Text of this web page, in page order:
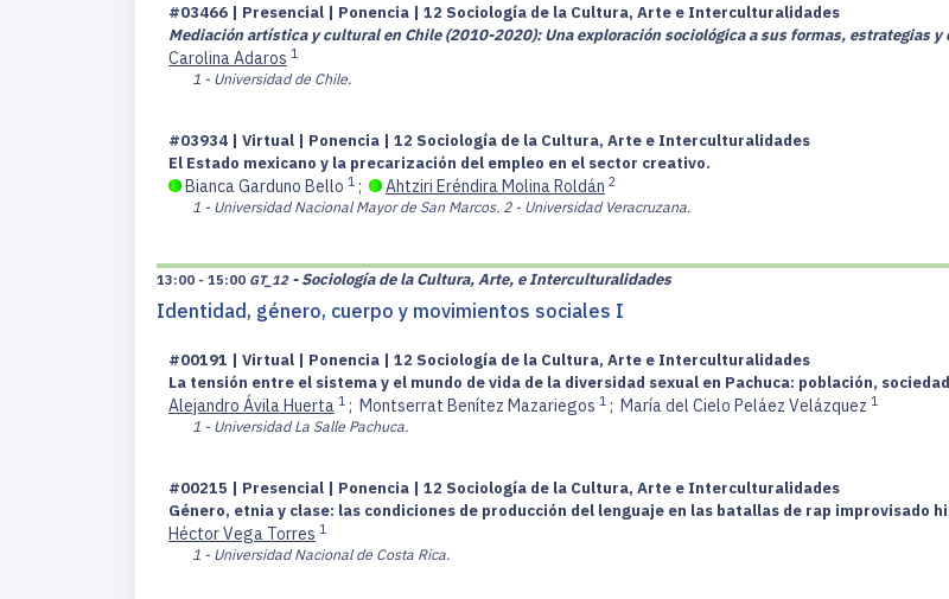
#03466 | Presencial | Ponencia | 12 Sociología de la Cultura, Arte e Interculturalidades
Mediación artística y cultural en Chile (2010-2020): Una exploración sociológica a sus formas, estrategias
Carolina Adaros 1
1 - Universidad de Chile.
#03934 | Virtual | Ponencia | 12 Sociología de la Cultura, Arte e Interculturalidades
El Estado mexicano y la precarización del empleo en el sector creativo.
Bianca Garduno Bello 1 ; Ahtziri Eréndira Molina Roldán 2
1 - Universidad Nacional Mayor de San Marcos. 2 - Universidad Veracruzana.
13:00 - 15:00 GT_12 - Sociología de la Cultura, Arte, e Interculturalidades
Identidad, género, cuerpo y movimientos sociales I
#00191 | Virtual | Ponencia | 12 Sociología de la Cultura, Arte e Interculturalidades
La tensión entre el sistema y el mundo de vida de la diversidad sexual en Pachuca: población,
Alejandro Ávila Huerta 1 ; Montserrat Benítez Mazariegos 1 ; María del Cielo Peláez Velázquez 1
1 - Universidad La Salle Pachuca.
#00215 | Presencial | Ponencia | 12 Sociología de la Cultura, Arte e Interculturalidades
Género, etnia y clase: las condiciones de producción del lenguaje en las batallas de rap improvisado
Héctor Vega Torres 1
1 - Universidad Nacional de Costa Rica.